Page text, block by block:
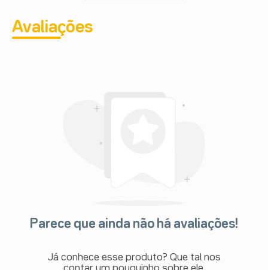
Avaliações
Parece que ainda não há avaliações!
Já conhece esse produto? Que tal nos